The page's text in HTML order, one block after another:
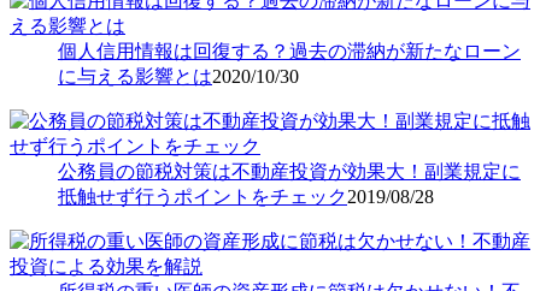
個人信用情報は回復する？過去の滞納が新たなローン
に与える影響とは2020/10/30
公務員の節税対策は不動産投資が効果大！副業規定に
抵触せず行うポイントをチェック2019/08/28